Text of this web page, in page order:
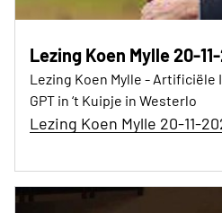
Lezing Koen Mylle 20-
Lezing Koen Mylle -
GPT in ‘t Kuipje in Westerlo
Lezing Koen Mylle 20-11-